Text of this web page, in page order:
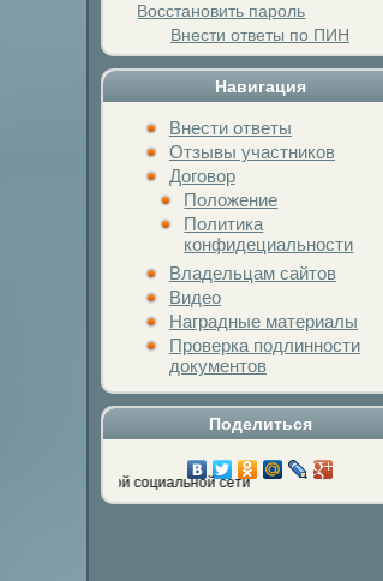
Восстановить пароль
Внести ответы по ПИН
Навигация
Внести ответы
Отзывы участников
Договор
Положение
Политика
конфидециальности
Владельцам сайтов
Видео
Наградные материалы
Проверка подлинности
документов
Поделиться
любимой социальной сети